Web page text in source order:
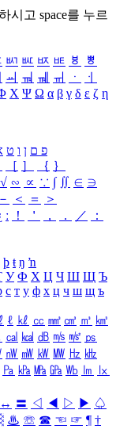
시고 space를 누르
ㅴ ㅵ ㅶ ㅷ ㅸ
ㅹ
ㆉ ㆊ ㆋ ㆌ ㆍ
ㆎ
Χ Ψ Ω α β γ δ ε ζ η
פ ם ן ו ט
［ ］ ｛ ｝
√ ∽ ∝ ∵ ∫ ∬ ∈ ∋
－ ＜ ＝
＞
ː ！ ＇ ， ． ／
：
þ ŧ ŋ ŉ
У Ф Х Ц Ч Ш Щ Ъ
с т у ф х ц ч ш щ ъ
ℓ ㎘ ㏄ ㎣ ㎤ ㎥ ㎦
㎈ ㎉ ㏈ ㎧ ㎨ ㎰
㎻ ㎽ ㎾ ㎿ ㎐ ㎑
㎩ ㎪ ㎫ ㎬ ㏝ ㏐
㏓
↔ 〓 ◁ ◀ ▷ ▶ ♤
♨ ☏ ☎ ☜ ☞ ¶ †